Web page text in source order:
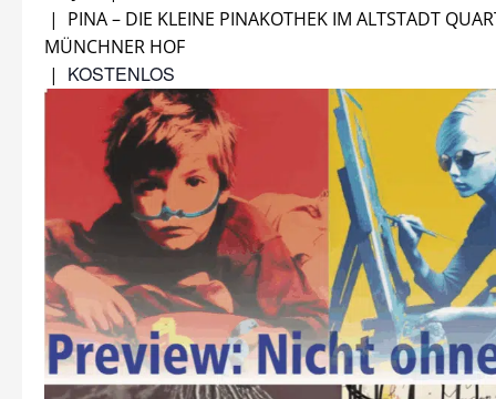
| PINA – DIE KLEINE PINAKOTHEK IM ALTSTADT
MÜNCHNER HOF
| KOSTENLOS